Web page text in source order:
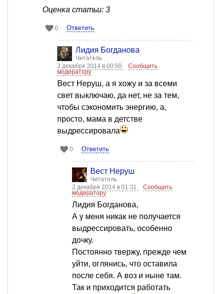
Оценка статьи: 3
0 Ответить
Лидия Богданова
Читатель
2 декабря 2014 в 00:50
Сообщить
модератору
Вест Неруш, а я хожу и за всеми
свет выключаю, да нет, не за тем,
чтобы сэкономить энергию, а,
просто, мама в детстве
выдрессировала
0 Ответить
Вест Неруш
Читатель
2 декабря 2014 в 01:31
Сообщить
модератору
Лидия Богданова,
А у меня никак не получается
выдрессировать, особенно
дочку.
Постоянно твержу, прежде чем
уйти, оглянись, что оставила
после себя. А воз и ныне там.
Так и приходится работать